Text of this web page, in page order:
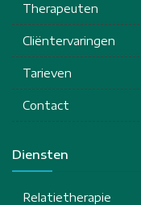
Therapeuten
Cliëntervaringen
Tarieven
Contact
Diensten
Relatietherapie